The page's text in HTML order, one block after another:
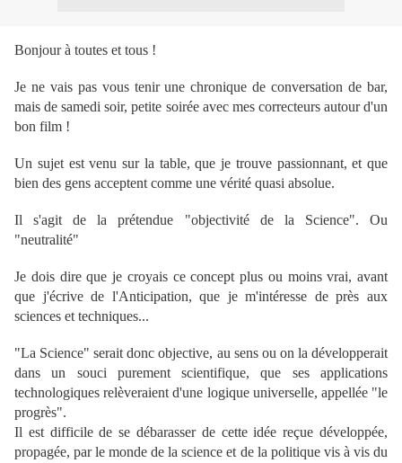
Bonjour à toutes et tous !
Je ne vais pas vous tenir une chronique de conversation de bar,
mais de samedi soir, petite soirée avec mes correcteurs autour d'un
bon film !
Un sujet est venu sur la table, que je trouve passionnant, et que
bien des gens acceptent comme une vérité quasi absolue.
Il s'agit de la prétendue "objectivité de la Science". Ou
"neutralité"
Je dois dire que je croyais ce concept plus ou moins vrai, avant
que j'écrive de l'Anticipation, que je m'intéresse de près aux
sciences et techniques...
"La Science" serait donc objective, au sens ou on la développerait
dans un souci purement scientifique, que ses applications
technologiques relèveraient d'une logique universelle, appellée "le
progrès".
Il est difficile de se débarasser de cette idée reçue développée,
propagée, par le monde de la science et de la politique vis à vis du